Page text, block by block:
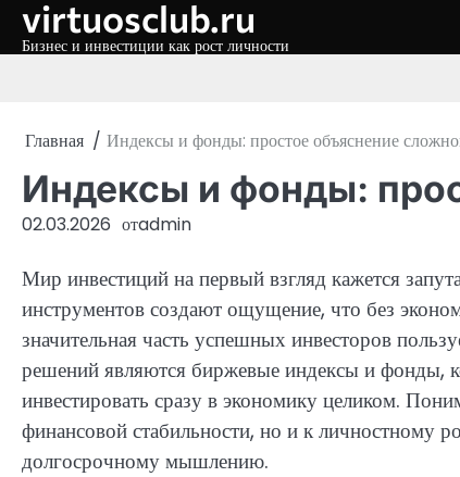
Перейти
virtuosclub.ru
Бизнес и инвестиции как рост личности
Главная Индексы и фонды: простое объяснение
Индексы и фонды:
02.03.2026 отadmin
Мир инвестиций на первый взгляд кажется
инструментов создают ощущение, что без
значительная часть успешных инвесторов
решений являются биржевые индексы и фонды,
инвестировать сразу в экономику целиком.
финансовой стабильности, но и к личностному
долгосрочному мышлению.